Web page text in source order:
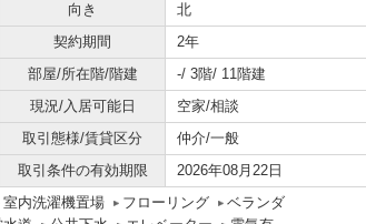
向き
北
契約期間
2年
部屋/所在階/階建
-/ 3階/ 11階建
現況/入居可能日
空家/相談
取引態様/賃貸区分
仲介/一般
取引条件の有効期限 2026年08月22日
室内洗濯機置場 フローリング
ベランダ